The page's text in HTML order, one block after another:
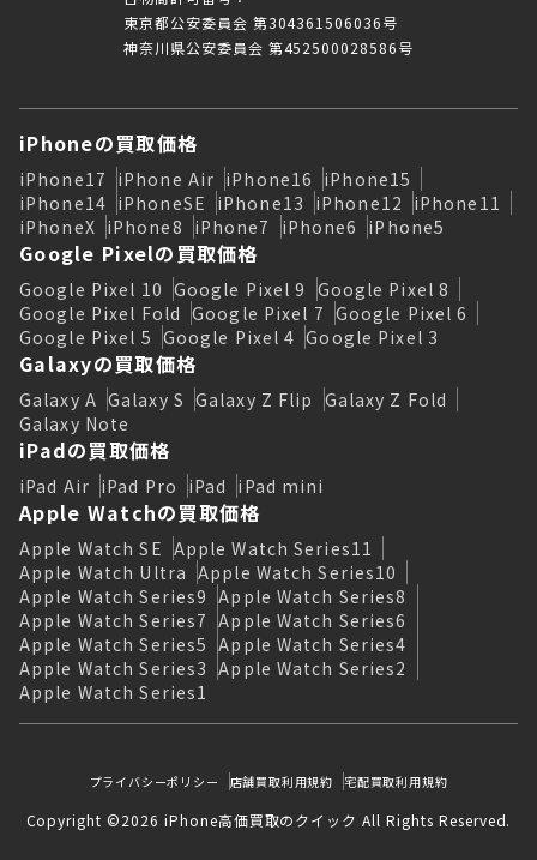
東京都公安委員会 第304361506036号
神奈川県公安委員会 第452500028586号
iPhoneの買取価格
iPhone17 iPhone Air iPhone16 iPhone15
iPhone14 iPhoneSE iPhone13 iPhone12 iPhone11
iPhoneX iPhone8 iPhone7 iPhone6 iPhone5
Google Pixelの買取価格
Google Pixel 10 Google Pixel 9 Google Pixel 8
Google Pixel Fold Google Pixel 7 Google Pixel 6
Google Pixel 5 Google Pixel 4 Google Pixel 3
Galaxyの買取価格
Galaxy A Galaxy S Galaxy Z Flip Galaxy Z Fold
Galaxy Note
iPadの買取価格
iPad Air iPad Pro iPad iPad mini
Apple Watchの買取価格
Apple Watch SE Apple Watch Series11
Apple Watch Ultra Apple Watch Series10
Apple Watch Series9 Apple Watch Series8
Apple Watch Series7 Apple Watch Series6
Apple Watch Series5 Apple Watch Series4
Apple Watch Series3 Apple Watch Series2
Apple Watch Series1
プライバシーポリシー 店舗買取利用規約 宅配買取利用規約
Copyright ©2026 iPhone高価買取のクイック All Rights Reserved.